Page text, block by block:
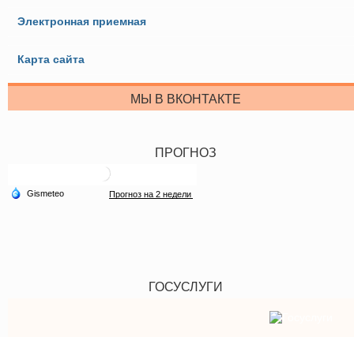
Электронная приемная
Карта сайта
МЫ В ВКОНТАКТЕ
ПРОГНОЗ
ГОСУСЛУГИ